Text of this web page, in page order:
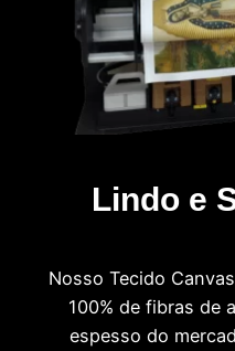
Lindo e
Nosso Tecido
100% de fibras de
espesso do